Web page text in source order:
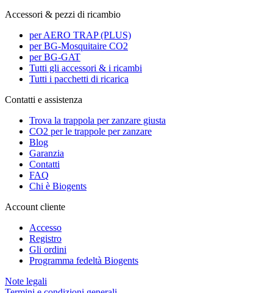
Accessori & pezzi di ricambio
per AERO TRAP (PLUS)
per BG-Mosquitaire CO2
per BG-GAT
Tutti gli accessori & i ricambi
Tutti i pacchetti di ricarica
Contatti e assistenza
Trova la trappola per zanzare giusta
CO2 per le trappole per zanzare
Blog
Garanzia
Contatti
FAQ
Chi è Biogents
Account cliente
Accesso
Registro
Gli ordini
Programma fedeltà Biogents
Note legali